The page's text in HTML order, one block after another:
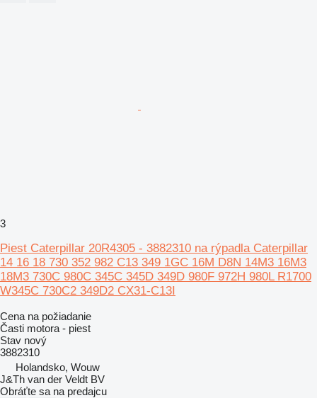
3
Piest Caterpillar 20R4305 - 3882310 na rýpadla Caterpillar
14 16 18 730 352 982 C13 349 1GC 16M D8N 14M3 16M3
18M3 730C 980C 345C 345D 349D 980F 972H 980L R1700
W345C 730C2 349D2 CX31-C13I
Cena na požiadanie
Časti motora - piest
Stav nový
3882310
Holandsko, Wouw
J&Th van der Veldt BV
Obráťte sa na predajcu